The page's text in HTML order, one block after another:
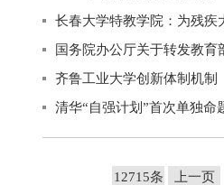
长春大学特教学院：为残疾
国务院办公厅关于转发教
齐鲁工业大学创新体制机制
清华“自强计划”首次单独命
12715条 上一页